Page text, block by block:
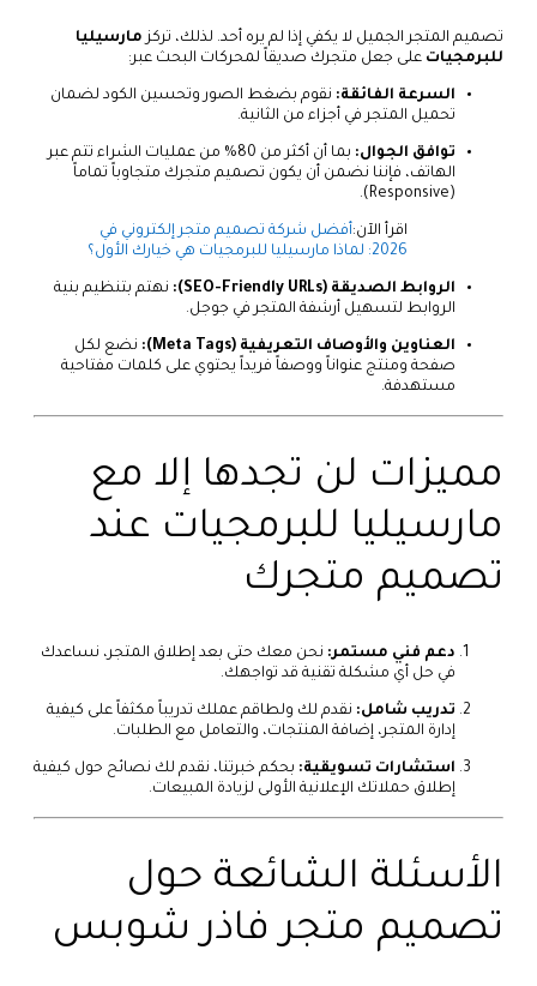
تصميم المتجر الجميل لا يكفي إذا لم يره أحد. لذلك، تركزمارسيليا
للبرمجيات على جعل متجرك صديقاً لمحركات البحث عبر:
السرعة الفائقة: نقوم بضغط الصور وتحسين الكود لضمان
تحميل المتجر في أجزاء من الثانية.
توافق الجوال:
بما أن أكثر من 80% من عمليات الشراء تتم عبر
الهاتف، فإننا نضمن أن يكون تصميم متجرك متجاوباً تماماً
(Responsive).
اقرأ الآن:أفضل شركة تصميم متجر إلكتروني في
2026: لماذا مارسيليا للبرمجيات هي خيارك الأول؟
الروابط الصديقة (SEO-Friendly URLs):
نهتم بتنظيم بنية
الروابط لتسهيل أرشفة المتجر في جوجل.
العناوين والأوصاف التعريفية (Meta Tags):
نضع لكل
صفحة ومنتج عنواناً ووصفاً فريداً يحتوي على كلمات مفتاحية
مستهدفة.
مميزات لن تجدها إلا مع
مارسيليا للبرمجيات عند
تصميم متجرك
دعم فني مستمر: نحن معك حتى بعد إطلاق المتجر، نساعدك
في حل أي مشكلة تقنية قد تواجهك.
تدريب شامل: نقدم لك ولطاقم عملك تدريباً مكثفاً على كيفية
إدارة المتجر، إضافة المنتجات، والتعامل مع الطلبات.
استشارات تسويقية: بحكم خبرتنا، نقدم لك نصائح حول كيفية
إطلاق حملاتك الإعلانية الأولى لزيادة المبيعات.
الأسئلة الشائعة حول
تصميم متجر فاذر شوبس